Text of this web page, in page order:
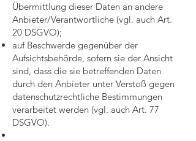
Übermittlung dieser Daten an andere
Anbieter/Verantwortliche (vgl. auch Art.
20 DSGVO);
auf Beschwerde gegenüber der
Aufsichtsbehörde, sofern sie der Ansicht
sind, dass die sie betreffenden Daten
durch den Anbieter unter Verstoß gegen
datenschutzrechtliche Bestimmungen
verarbeitet werden (vgl. auch Art. 77
DSGVO).